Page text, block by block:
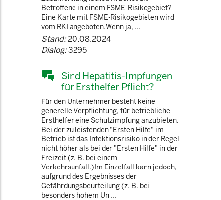
Betroffene in einem FSME-Risikogebiet?
Eine Karte mit FSME-Risikogebieten wird
vom RKI angeboten.Wenn ja, ...
Stand:20.08.2024
Dialog:3295
Sind Hepatitis-Impfungen
für Ersthelfer Pflicht?
Für den Unternehmer besteht keine
generelle Verpflichtung, für betriebliche
Ersthelfer eine Schutzimpfung anzubieten.
Bei der zu leistenden "Ersten Hilfe" im
Betrieb ist das Infektionsrisiko in der Regel
nicht höher als bei der "Ersten Hilfe" in der
Freizeit (z. B. bei einem
Verkehrsunfall.)Im Einzelfall kann jedoch,
aufgrund des Ergebnisses der
Gefährdungsbeurteilung (z. B. bei
besonders hohem Un ...